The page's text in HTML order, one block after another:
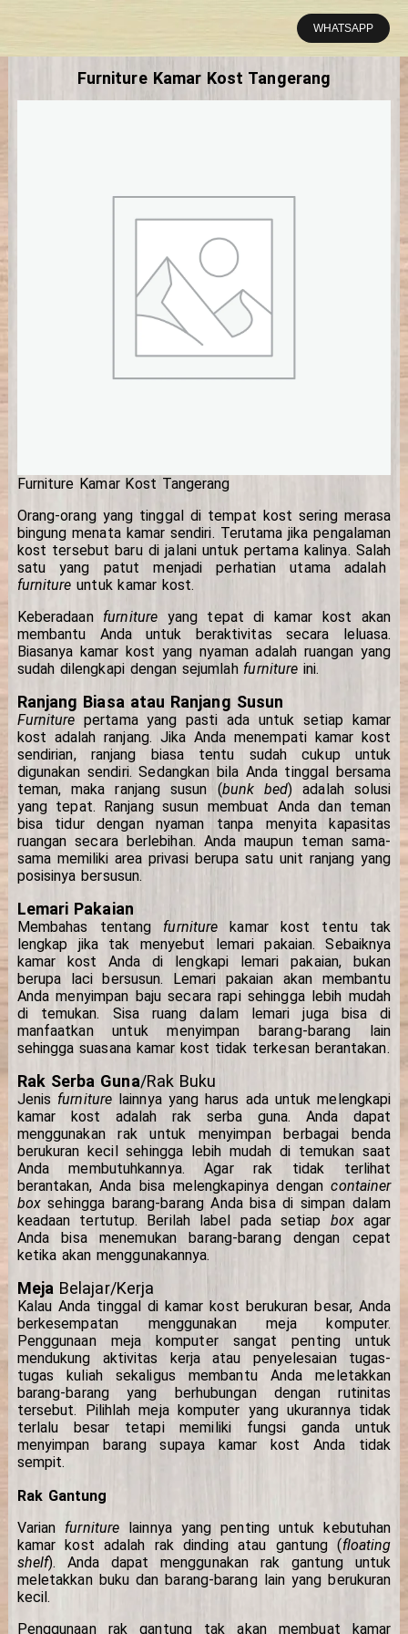
WHATSAPP
Furniture Kamar Kost Tangerang
Furniture Kamar Kost Tangerang
Orang-orang yang tinggal di tempat kost sering merasa
bingung menata kamar sendiri. Terutama jika pengalaman
kost tersebut baru di jalani untuk pertama kalinya. Salah
satu yang patut menjadi perhatian utama adalah
furnitureuntuk kamar kost.
Keberadaan furniture yang tepat di kamar kost akan
membantu Anda untuk beraktivitas secara leluasa.
Biasanya kamar kost yang nyaman adalah ruangan yang
sudah dilengkapi dengan sejumlah furniture ini.
Ranjang Biasa atau Ranjang Susun
Furniturepertama yang pasti ada untuk setiap kamar
kost adalah ranjang. Jika Anda menempati kamar kost
sendirian, ranjang biasa tentu sudah cukup untuk
digunakan sendiri. Sedangkan bila Anda tinggal bersama
teman, maka ranjang susun (bunk bed) adalah solusi
yang tepat. Ranjang susun membuat Anda dan teman
bisa tidur dengan nyaman tanpa menyita kapasitas
ruangan secara berlebihan. Anda maupun teman sama-
sama memiliki area privasi berupa satu unit ranjang yang
posisinya bersusun.
Lemari Pakaian
Membahas tentang furniture kamar kost tentu tak
lengkap jika tak menyebut lemari pakaian. Sebaiknya
kamar kost Anda di lengkapi lemari pakaian, bukan
berupa laci bersusun. Lemari pakaian akan membantu
Anda menyimpan baju secara rapi sehingga lebih mudah
di temukan. Sisa ruang dalam lemari juga bisa di
manfaatkan untuk menyimpan barang-barang lain
sehingga suasana kamar kost tidak terkesan berantakan.
Rak Serba Guna/Rak Buku
Jenis furniture lainnya yang harus ada untuk melengkapi
kamar kost adalah rak serba guna. Anda dapat
menggunakan rak untuk menyimpan berbagai benda
berukuran kecil sehingga lebih mudah di temukan saat
Anda membutuhkannya. Agar rak tidak terlihat
berantakan, Anda bisa melengkapinya dengancontainer
boxsehingga barang-barang Anda bisa di simpan dalam
keadaan tertutup. Berilah label pada setiap box agar
Anda bisa menemukan barang-barang dengan cepat
ketika akan menggunakannya.
Meja Belajar/Kerja
Kalau Anda tinggal di kamar kost berukuran besar, Anda
berkesempatan menggunakan meja komputer.
Penggunaan meja komputer sangat penting untuk
mendukung aktivitas kerja atau penyelesaian tugas-
tugas kuliah sekaligus membantu Anda meletakkan
barang-barang yang berhubungan dengan rutinitas
tersebut. Pilihlah meja komputer yang ukurannya tidak
terlalu besar tetapi memiliki fungsi ganda untuk
menyimpan barang supaya kamar kost Anda tidak
sempit.
Rak Gantung
Varian furniture lainnya yang penting untuk kebutuhan
kamar kost adalah rak dinding atau gantung (floating
shelf). Anda dapat menggunakan rak gantung untuk
meletakkan buku dan barang-barang lain yang berukuran
kecil.
Penggunaan rak gantung tak akan membuat kamar